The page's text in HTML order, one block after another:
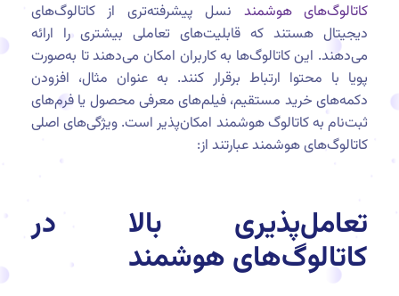
کاتالوگ‌های هوشمند نسل پیشرفته‌تری از کاتالوگ‌های
دیجیتال هستند که قابلیت‌های تعاملی بیشتری را ارائه
می‌دهند. این کاتالوگ‌ها به کاربران امکان می‌دهند تا به‌صورت
پویا با محتوا ارتباط برقرار کنند. به عنوان مثال، افزودن
دکمه‌های خرید مستقیم، فیلم‌های معرفی محصول یا فرم‌های
ثبت‌نام به کاتالوگ هوشمند امکان‌پذیر است. ویژگی‌های اصلی
کاتالوگ‌های هوشمند عبارتند از:
تعامل‌پذیری بالا در
کاتالوگ‌های هوشمند